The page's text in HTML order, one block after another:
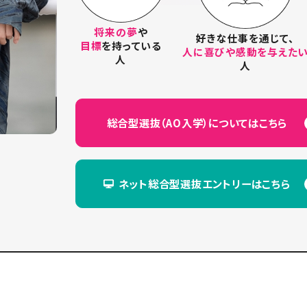
将来の夢や
目標を持っている
人
好きな仕事を通じて、
人に喜びや感動を与えた
人
総合型選抜（AO入学）についてはこちら
ネット総合型選抜エントリーはこちら